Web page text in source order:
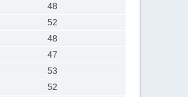
48
52
48
47
53
52